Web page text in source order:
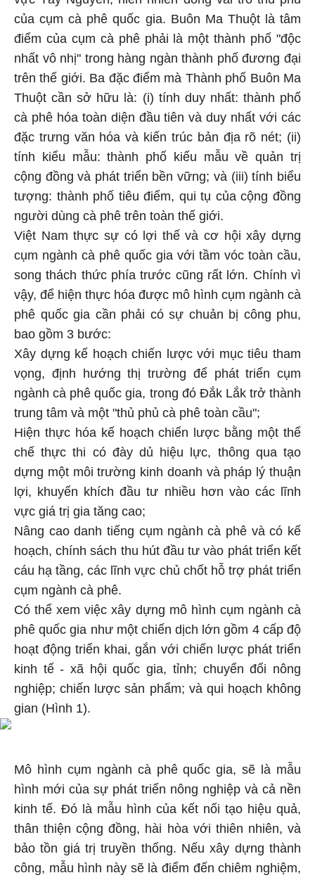
của cụm cà phê quốc gia. Buôn Ma Thuột là tâm
điểm của cụm cà phê phải là một thành phố "độc
nhất vô nhị" trong hàng ngàn thành phố đương đại
trên thế giới. Ba đặc điểm mà Thành phố Buôn Ma
Thuột cần sở hữu là: (i) tính duy nhất: thành phố
cà phê hóa toàn diện đầu tiên và duy nhất với các
đặc trưng văn hóa và kiến trúc bản địa rõ nét; (ii)
tính kiểu mẫu: thành phố kiểu mẫu về quản trị
cộng đồng và phát triển bền vững; và (iii) tính biểu
tượng: thành phố tiêu điểm, qui tụ của cộng đồng
người dùng cà phê trên toàn thế giới.
Việt Nam thực sự có lợi thế và cơ hội xây dựng
cụm ngành cà phê quốc gia với tầm vóc toàn cầu,
song thách thức phía trước cũng rất lớn. Chính vì
vậy, để hiện thực hóa được mô hình cụm ngành cà
phê quốc gia cần phải có sự chuản bị công phu,
bao gồm 3 bước:
Xây dựng kế hoạch chiến lược với mục tiêu tham
vọng, định hướng thị trường để phát triển cụm
ngành cà phê quốc gia, trong đó Đắk Lắk trở thành
trung tâm và một "thủ phủ cà phê toàn cầu";
Hiện thực hóa kế hoạch chiến lược bằng một thể
chế thực thi có đày dủ hiệu lực, thông qua tạo
dựng một môi trường kinh doanh và pháp lý thuận
lợi, khuyến khích đầu tư nhiều hơn vào các lĩnh
vực giá trị gia tăng cao;
Nâng cao danh tiếng cụm ngành cà phê và có kế
hoạch, chính sách thu hút đầu tư vào phát triển kết
cáu hạ tầng, các lĩnh vực chủ chốt hỗ trợ phát triển
cụm ngành cà phê.
Có thể xem việc xây dựng mô hình cụm ngành cà
phê quốc gia như một chiến dịch lớn gồm 4 cấp độ
hoạt động triển khai, gắn với chiến lược phát triển
kinh tế - xã hội quốc gia, tỉnh; chuyển đổi nông
nghiệp; chiến lược sản phẩm; và qui hoạch không
gian (Hình 1).
Mô hình cụm ngành cà phê quốc gia, sẽ là mẫu
hình mới của sự phát triển nông nghiệp và cả nền
kinh tế. Đó là mẫu hình của kết nối tạo hiệu quả,
thân thiện cộng đồng, hài hòa với thiên nhiên, và
bảo tồn giá trị truyền thống. Nếu xây dựng thành
công, mẫu hình này sẽ là điểm đến chiêm nghiệm,